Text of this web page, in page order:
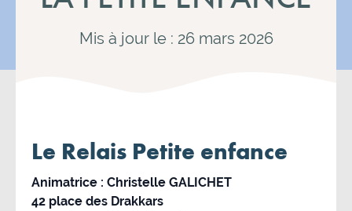
Mis à jour le : 26 mars 2026
Le Relais Petite enfance
Animatrice : Christelle GALICHET
42 place des Drakkars